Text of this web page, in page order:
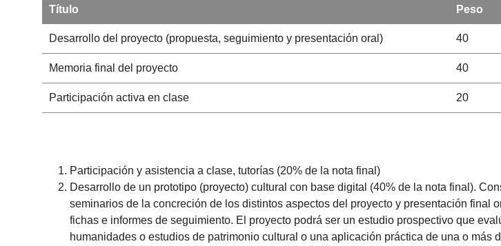
Título Peso
Desarrollo del proyecto (propuesta, seguimiento y presentación oral) 40
Memoria final del proyecto 40
Participación activa en clase 20
Participación y asistencia a clase, tutorías (20% de la nota final)
Desarrollo de un prototipo (proyecto) cultural con base digital (40% de la nota final).
seminarios de la concreción de los distintos aspectos del proyecto y presentación
fichas e informes de seguimiento. El proyecto podrá ser un estudio prospectivo que
humanidades o estudios de patrimonio cultural o una aplicación práctica de una o